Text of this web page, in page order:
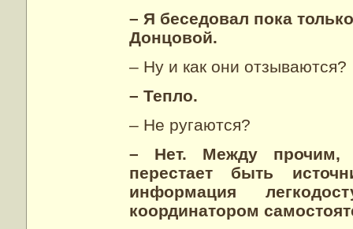
– Я беседовал пока
Донцовой.
– Ну и как они отзываются?
– Тепло.
– Не ругаются?
– Нет. Между прочим,
перестает быть
информация
координатором